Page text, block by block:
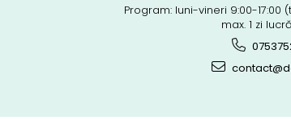
Program: luni-vineri 9:00-
max. 1 zi